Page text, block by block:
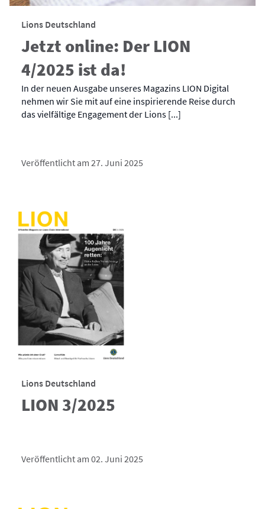
Lions Deutschland
Jetzt online: Der LION
4/2025 ist da!
In der neuen Ausgabe unseres Magazins LION Digital
nehmen wir Sie mit auf eine inspirierende Reise durch
das vielfältige Engagement der Lions [...]
Veröffentlicht am 27. Juni 2025
Lions Deutschland
LION 3/2025
Veröffentlicht am 02. Juni 2025